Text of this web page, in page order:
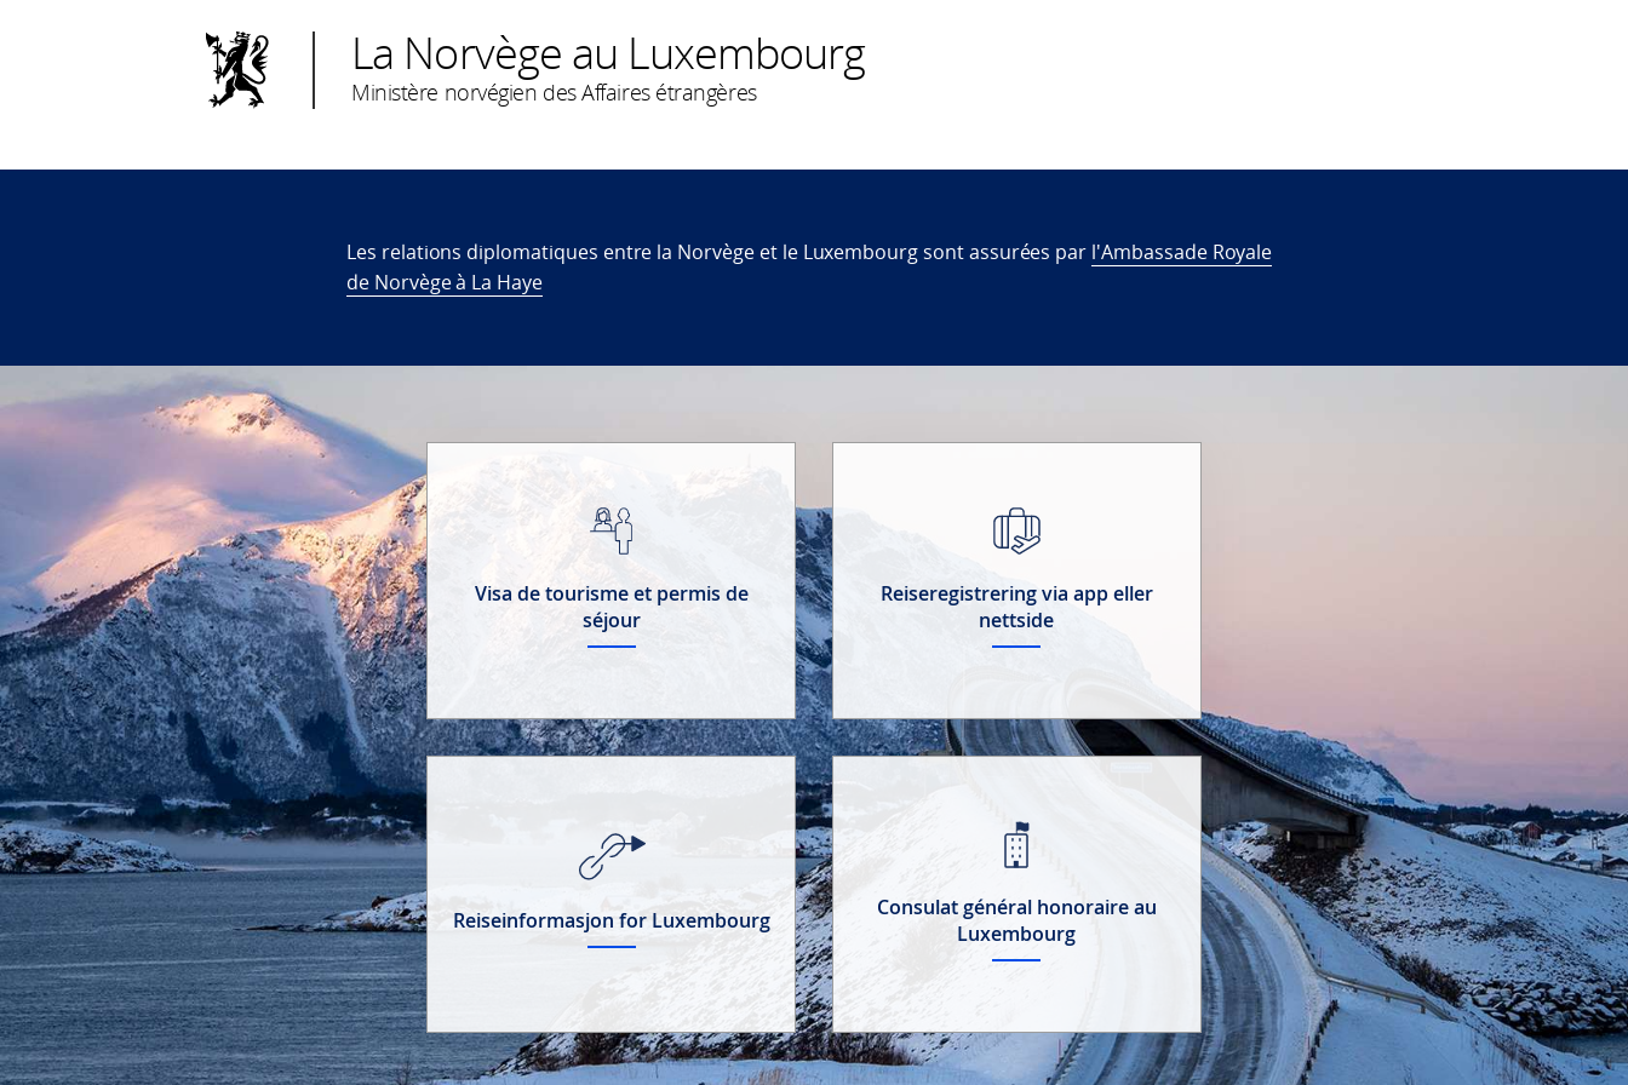
La Norvège au Luxembourg
Ministère norvégien des Affaires étrangères
Les relations diplomatiques entre la Norvège et le Luxembourg sont assurées par l'Ambassade Royale
de Norvège à La Haye
Visa de tourisme et permis de
séjour
Reiseregistrering via app eller
nettside
Consulat général honoraire au
Luxembourg
Reiseinformasjon for Luxembourg